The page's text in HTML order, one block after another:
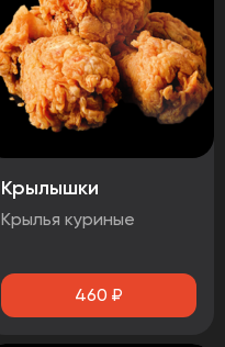
Крылышки
Крылья куриные
460 ₽